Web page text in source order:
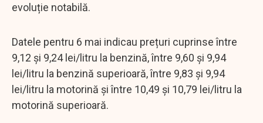
evoluție notabilă.
Datele pentru 6 mai indicau prețuri cuprinse între
9,12 și 9,24 lei/litru la benzină, între 9,60 și 9,94
lei/litru la benzină superioară, între 9,83 și 9,94
lei/litru la motorină și între 10,49 și 10,79 lei/litru la
motorină superioară.